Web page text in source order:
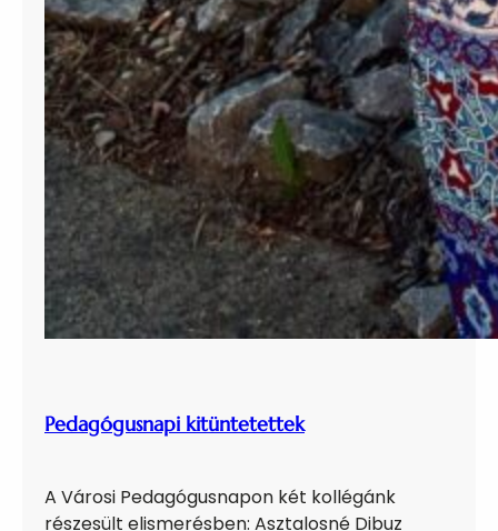
Pedagógusnapi kitüntetettek
A Városi Pedagógusnapon két kollégánk
részesült elismerésben: Asztalosné Dibuz